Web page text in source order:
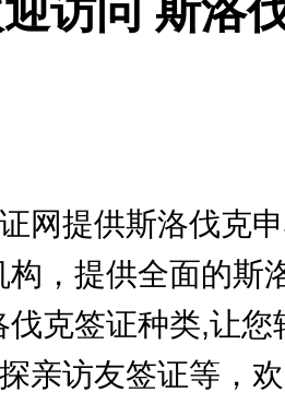
访问 斯洛
网提供斯洛伐克
，提供全面的斯
克签证种类,让
探亲访友签证等，